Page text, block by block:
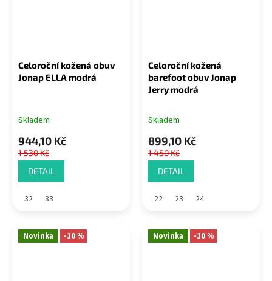
Celoroční kožená obuv
Jonap ELLA modrá
Skladem
944,10 Kč
1 530 Kč
DETAIL
32 33
Celoroční kožená
barefoot obuv Jonap
Jerry modrá
Skladem
899,10 Kč
1 450 Kč
DETAIL
22 23 24
Novinka -10 % Novinka -10 %